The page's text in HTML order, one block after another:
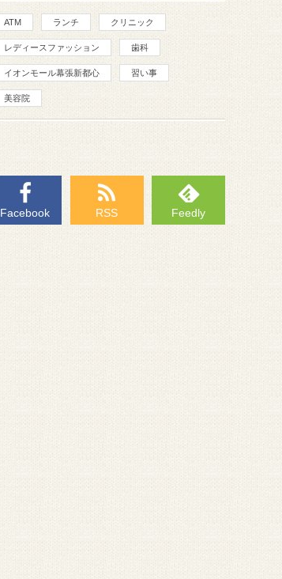
ATM ランチ クリニック
レディースファッション 歯科
イオンモール幕張新都心 習い事
美容院
Facebook RSS Feedly